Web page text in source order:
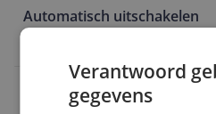
Automatisch uitschakelen
Verantwoord
gegevens